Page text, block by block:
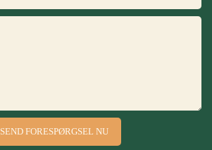
SEND FORESPØRGSEL NU